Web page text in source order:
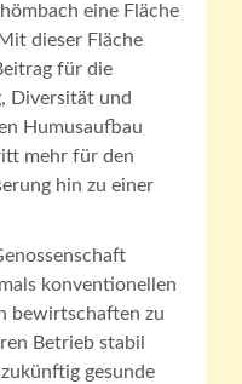
eine Fläche
dieser Fläche
für die
Diversität und
Humusaufbau
mehr für den
hin zu einer
konventionellen
bewirtschaften zu
Betrieb stabil
gesunde